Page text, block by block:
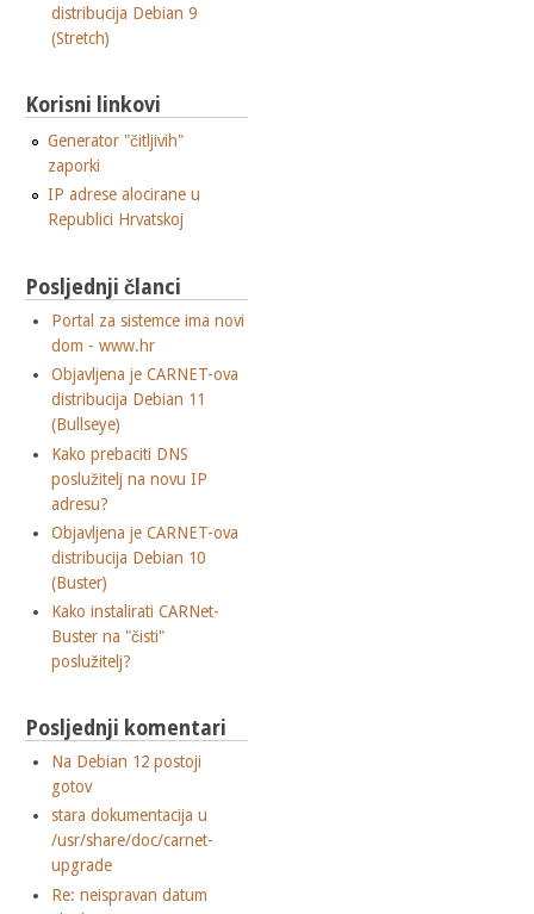
distribucija Debian 9
(Stretch)
Korisni linkovi
Generator "čitljivih"
zaporki
IP adrese alocirane u
Republici Hrvatskoj
Posljednji članci
Portal za sistemce ima novi
dom - www.hr
Objavljena je CARNET-ova
distribucija Debian 11
(Bullseye)
Kako prebaciti DNS
poslužitelj na novu IP
adresu?
Objavljena je CARNET-ova
distribucija Debian 10
(Buster)
Kako instalirati CARNet-
Buster na "čisti"
poslužitelj?
Posljednji komentari
Na Debian 12 postoji
gotov
stara dokumentacija u
/usr/share/doc/carnet-
upgrade
Re: neispravan datum